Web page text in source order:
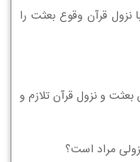
نزول قرآن وقوع بعثت را
و نزول قرآن تلازم و
مراد است؟